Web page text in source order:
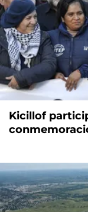
Kicillof